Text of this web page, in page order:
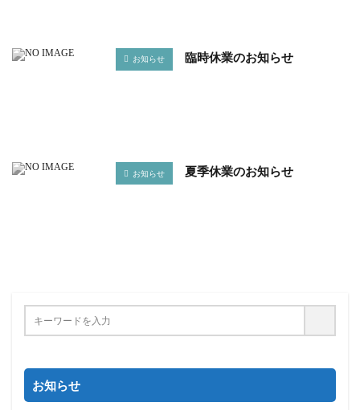
お知らせ 臨時休業のお知らせ
お知らせ 夏季休業のお知らせ
お知らせ